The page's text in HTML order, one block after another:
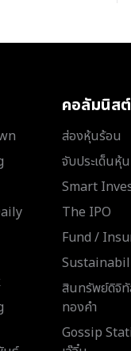
คอลัมนิสต์
ส่องหุ้นร้อน
จับประเด็นหุ้
Smart
The IPO
Fund /
สินทรัพย์ดิจิ
ทองคำ
Gossip